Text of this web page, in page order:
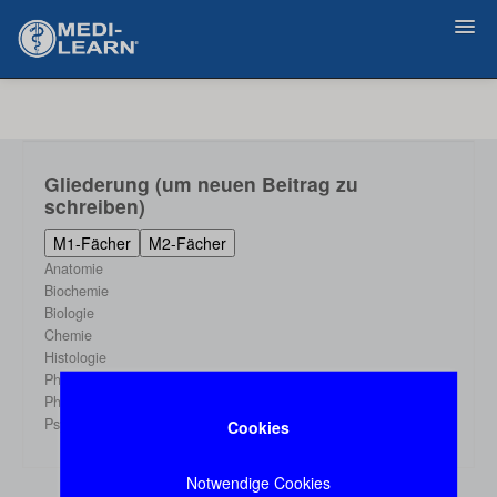
Cookies
Notwendige Cookies
Gliederung (um neuen Beitrag zu
schreiben)
M1-Fächer M2-Fächer
Anatomie
Biochemie
Biologie
Chemie
Histologie
Physik
Physiologie
Psychologie